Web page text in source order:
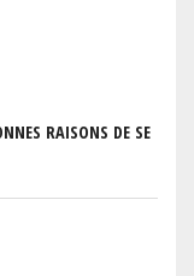
RAISONS DE SE